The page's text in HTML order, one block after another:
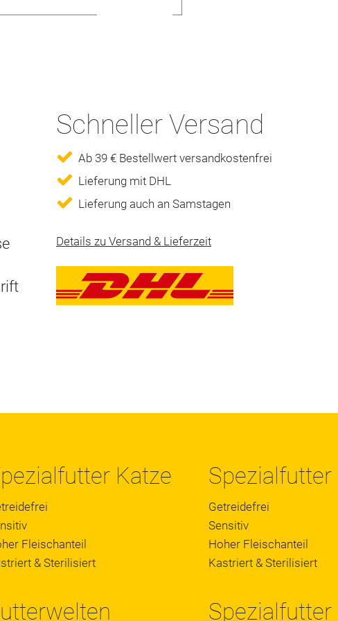
Schneller Versand
Ab 39 € Bestellwert versandkostenfrei
Lieferung mit DHL
Lieferung auch an Samstagen
Details zu Versand & Lieferzeit
Katze
Fleischanteil
& Sterilisiert
Spezialfutter
Getreidefrei
Sensitiv
Hoher Fleischanteil
Kastriert & Sterilisiert
Spezialfutter